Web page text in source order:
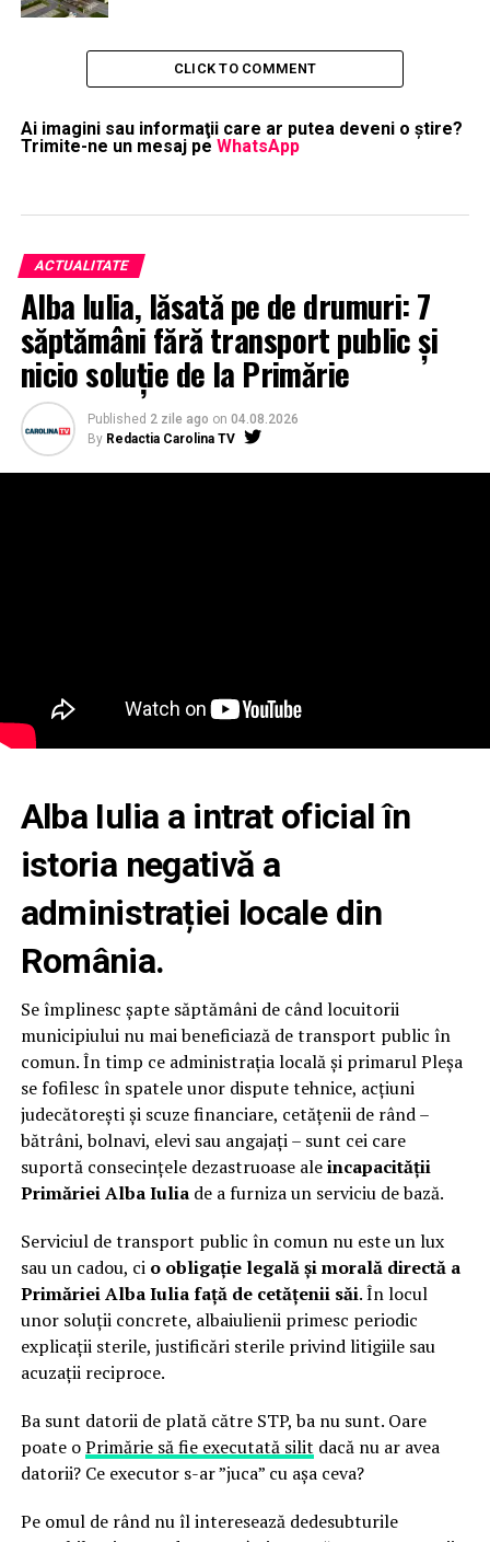
CLICK TO COMMENT
Ai imagini sau informaţii care ar putea deveni o ştire?
Trimite-ne un mesaj pe WhatsApp
ACTUALITATE
Alba Iulia, lăsată pe de drumuri: 7
săptămâni fără transport public și
nicio soluție de la Primărie
Published 2 zile ago on 04.08.2026
By Redactia Carolina TV
Alba Iulia a intrat oficial în
istoria negativă a
administrației locale din
România.
Se împlinesc șapte săptămâni de când locuitorii
municipiului nu mai beneficiază de transport public în
comun. În timp ce administrația locală și primarul Pleșa
se fofilesc în spatele unor dispute tehnice, acțiuni
judecătorești și scuze financiare, cetățenii de rând –
bătrâni, bolnavi, elevi sau angajați – sunt cei care
suportă consecințele dezastruoase aleincapacității
Primăriei Alba Iuliade a furniza un serviciu de bază.
Serviciul de transport public în comun nu este un lux
sau un cadou, ci o obligație legală și morală directă a
Primăriei Alba Iulia față de cetățenii săi. În locul
unor soluții concrete, albaiulienii primesc periodic
explicații sterile, justificări sterile privind litigiile sau
acuzații reciproce.
Ba sunt datorii de plată către STP, ba nu sunt. Oare
poate oPrimărie să fie executată silit dacă nu ar avea
datorii? Ce executor s-ar ”juca” cu așa ceva?
Pe omul de rând nu îl interesează dedesubturile